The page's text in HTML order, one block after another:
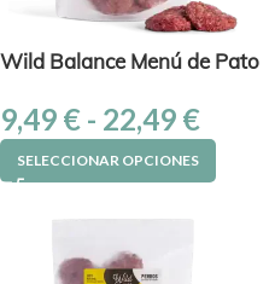
Wild Balance Menú de Pato
9,49 € - 22,49 €
SELECCIONAR OPCIONES